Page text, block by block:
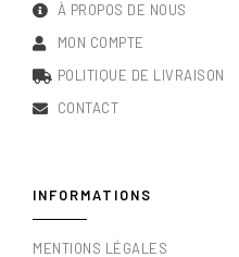
À PROPOS DE NOUS
MON COMPTE
POLITIQUE DE LIVRAISON
CONTACT
INFORMATIONS
MENTIONS LÉGALES